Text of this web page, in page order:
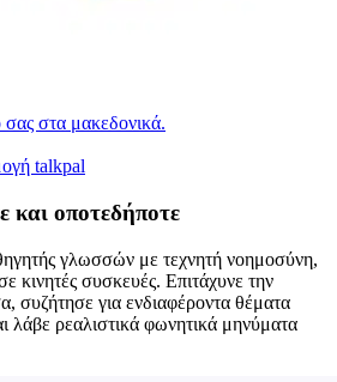
σας στα μακεδονικά.
talkpal
και οποτεδήποτε
γλωσσών με τεχνητή νοημοσύνη,
κινητές συσκευές. Επιτάχυνε την
συζήτησε για ενδιαφέροντα θέματα
λάβε ρεαλιστικά φωνητικά μηνύματα